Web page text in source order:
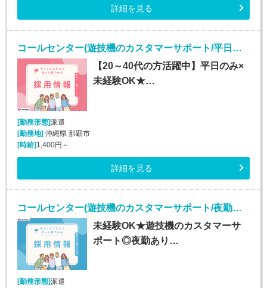
詳細を見る
コールセンター(遊技機のカスタマーサポート/平日のみ/長期)
【20～40代の方活躍中】平日のみ×
未経験OK★…
[勤務形態]派遣
[勤務地]沖縄県 那覇市
[時給]1,400円～
詳細を見る
コールセンター(遊技機のカスタマーサポート/夜勤あり/長期)
未経験OK★遊技機のカスタマーサ
ポート◎夜勤あり…
[勤務形態]派遣